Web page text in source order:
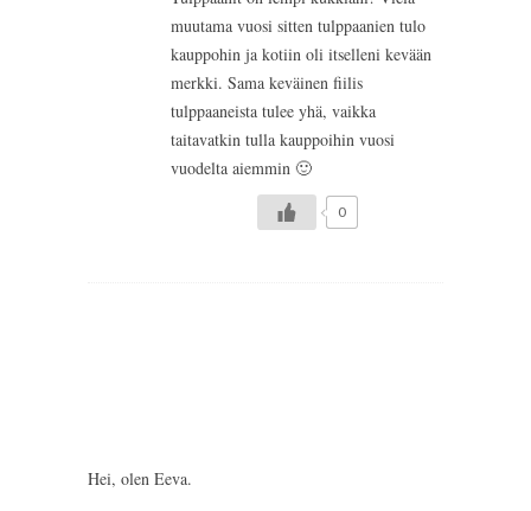
muutama vuosi sitten tulppaanien tulo
kauppohin ja kotiin oli itselleni kevään
merkki. Sama keväinen fiilis
tulppaaneista tulee yhä, vaikka
taitavatkin tulla kauppoihin vuosi
vuodelta aiemmin 🙂
0
Hei, olen Eeva.